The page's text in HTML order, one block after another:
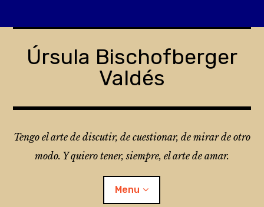
contentÚrsula Bischofberger
Valdés
Tengo el arte de discutir, de cuestionar, de mirar de otro
modo. Y quiero tener, siempre, el arte de amar.
Menu